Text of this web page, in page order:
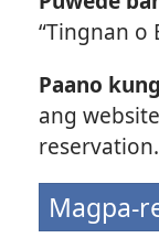
“Tingnan o
Paano
ang
reservation.
Magpa-